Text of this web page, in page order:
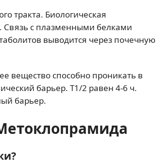
тракта. Биологическая
Связь с плазменными белками
выводится через почечную
вещество способно проникать в
барьер. Т1/2 равен 4-6 ч.
барьер.